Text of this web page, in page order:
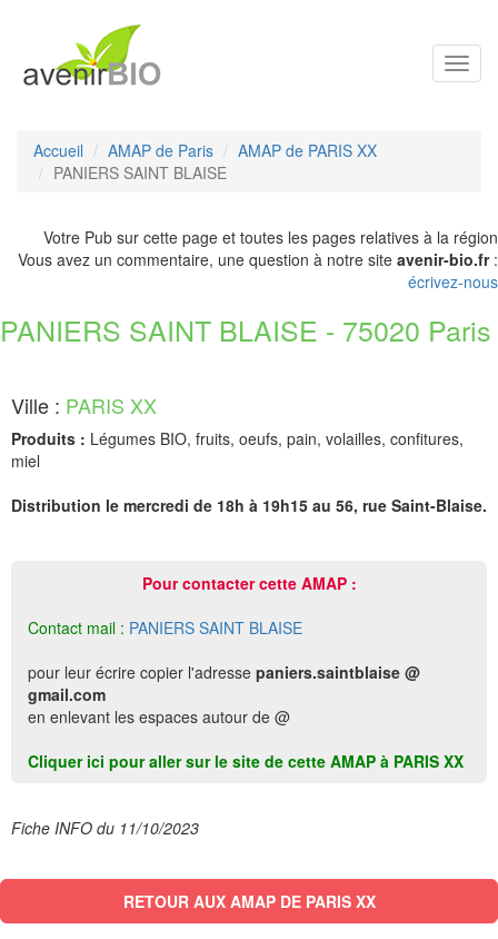
Accueil AMAP de Paris
AMAP de PARIS XX
PANIERS SAINT BLAISE
Votre Pub sur cette page et toutes les pages relatives à la région
Vous avez un commentaire, une question à notre site avenir-bio.fr:
écrivez-nous
PANIERS SAINT BLAISE - 75020 Paris
Ville : PARIS XX
Produits : Légumes BIO, fruits, oeufs, pain, volailles, confitures,
miel
Distribution le mercredi de 18h à 19h15 au 56, rue Saint-Blaise.
Pour contacter cette AMAP :
Contact mail : PANIERS SAINT BLAISE
pour leur écrire copier l'adresse paniers.saintblaise @
gmail.com
en enlevant les espaces autour de @
Cliquer ici pour aller sur le site de cette AMAP à PARIS XX
Fiche INFO du 11/10/2023
RETOUR AUX AMAP DE PARIS XX